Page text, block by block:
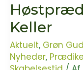
er
nye
grønne!
Keller
Aktuelt, Grøn
Nyheder,